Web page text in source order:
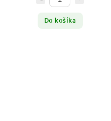
Do košíka